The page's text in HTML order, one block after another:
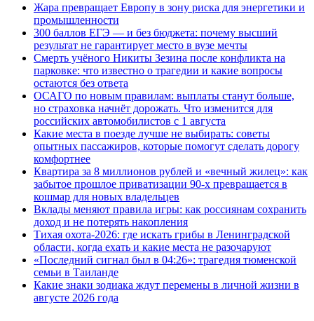
Жара превращает Европу в зону риска для энергетики и
промышленности
300 баллов ЕГЭ — и без бюджета: почему высший
результат не гарантирует место в вузе мечты
Смерть учёного Никиты Зезина после конфликта на
парковке: что известно о трагедии и какие вопросы
остаются без ответа
ОСАГО по новым правилам: выплаты станут больше,
но страховка начнёт дорожать. Что изменится для
российских автомобилистов с 1 августа
Какие места в поезде лучше не выбирать: советы
опытных пассажиров, которые помогут сделать дорогу
комфортнее
Квартира за 8 миллионов рублей и «вечный жилец»: как
забытое прошлое приватизации 90-х превращается в
кошмар для новых владельцев
Вклады меняют правила игры: как россиянам сохранить
доход и не потерять накопления
Тихая охота-2026: где искать грибы в Ленинградской
области, когда ехать и какие места не разочаруют
«Последний сигнал был в 04:26»: трагедия тюменской
семьи в Таиланде
Какие знаки зодиака ждут перемены в личной жизни в
августе 2026 года